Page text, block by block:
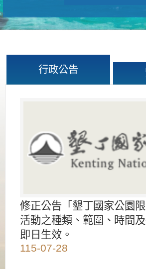
行政公告
修正公告「墾丁國家公園
活動之種類、範圍、時間
即日生效。
115-07-28